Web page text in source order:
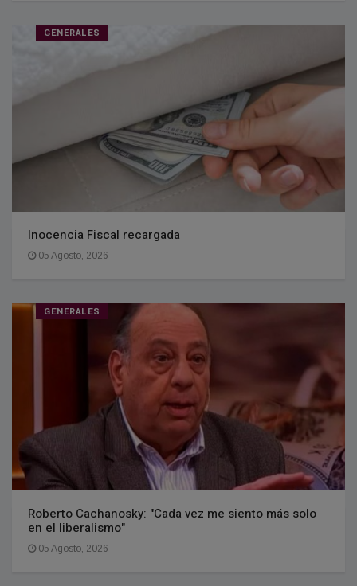
GENERALES
Inocencia Fiscal recargada
05 Agosto, 2026
GENERALES
Roberto Cachanosky: "Cada vez me siento más solo
en el liberalismo"
05 Agosto, 2026